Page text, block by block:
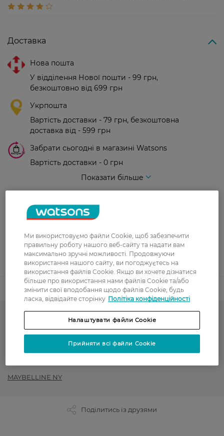
Доставка
Нова пошта
У відділення Нової пошти - 99 грн,
безкоштовно від 699 грн
Укрпошта
Вартість доставки - 79 грн, безкоштовна
доставка від - 599 грн
Забрати сьогодні в магазині Watsons
Вартість доставки - 0 грн
Показати більше
Оплата карткою
Післяоплата
Показати більше
Код товару
Гарячий сезон у WATSONS
MAYBELLINE NY
Поділитись із друзями
Ми використовуємо файли Cookie, щоб забезпечити
правильну роботу нашого веб-сайту та надати вам
максимально зручні можливості. Продовжуючи
використання нашого сайту, ви погоджуєтесь на
використання файлів Cookie. Якщо ви хочете дізнатися
більше про використання нами файлів Cookie та/або
змінити свої вподобання щодо файлів Cookie, будь
ласка, відвідайте сторінку Політіка конфіденційності
Налаштувати файли Cookie
Прийняти всі файли Cookie